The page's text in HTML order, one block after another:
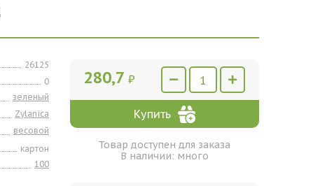
26125
0
зеленый
Zylanica
весовой
картон
100
280,7 ₽
Купить
Товар доступен для заказа
В наличии: много